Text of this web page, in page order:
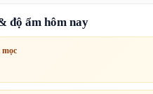
độ ẩm hôm nay